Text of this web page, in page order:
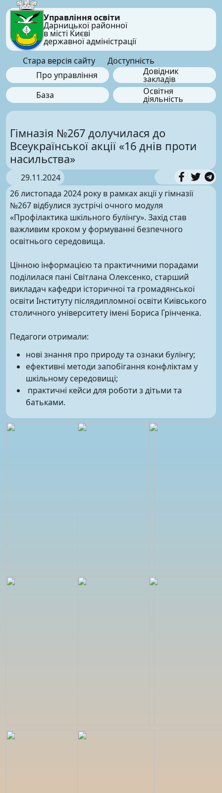
Управління освіти
Дарницької районної
в місті Києві
державної адміністрації
Стара версія сайту
Доступність
Про управління
Довідник
закладів
База
Освітня
діяльність
Гімназія №267 долучилася до
Всеукраїнської акції «16 днів проти
насильства»
29.11.2024
26 листопада 2024 року в рамках акції у гімназії
№267 відбулися зустрічі очного модуля
«Профілактика шкільного булінгу». Захід став
важливим кроком у формуванні безпечного
освітнього середовища.
Цінною інформацією та практичними порадами
поділилася пані Світлана Олексенко, старший
викладач кафедри історичної та громадянської
освіти Інституту післядипломної освіти Київського
столичного університету імені Бориса Грінченка.
Педагоги отримали:
нові знання про природу та ознаки булінгу;
ефективні методи запобігання конфліктам у
шкільному середовищі;
практичні кейси для роботи з дітьми та
батьками.